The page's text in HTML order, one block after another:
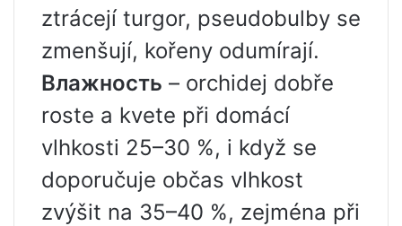
ztrácejí turgor, pseudobulby se
zmenšují, kořeny odumírají.
Влажность – orchidej dobře
roste a kvete při domácí
vlhkosti 25–30 %, i když se
doporučuje občas vlhkost
zvýšit na 35–40 %, zejména při